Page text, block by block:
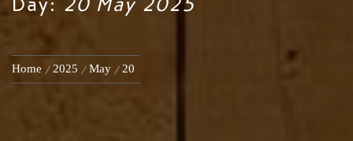
Home 2025 May 20